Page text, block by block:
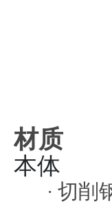
材质
本体
· 切削